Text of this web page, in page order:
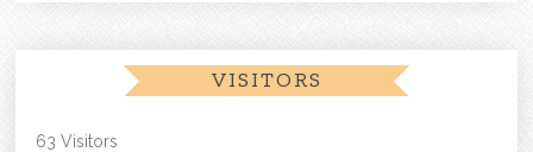
VISITORS
63 Visitors